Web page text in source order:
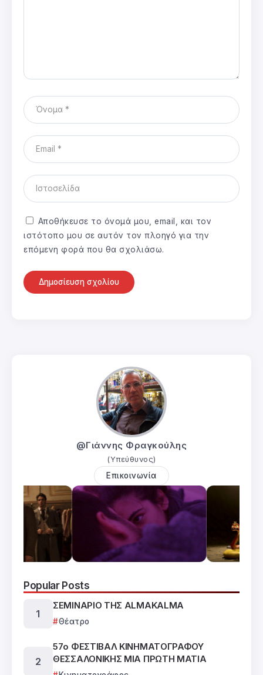
Αποθήκευσε το όνομά μου, email, και τον
ιστότοπο μου σε αυτόν τον πλοηγό για την
επόμενη φορά που θα σχολιάσω.
@Γιάννης Φραγκούλης
(Υπεύθυνος)
Επικοινωνία
Popular Posts
ΣΕΜΙΝΑΡΙΟ ΤΗΣ ALMAKALMA
Θέατρο
57ο ΦΕΣΤΙΒΑΛ ΚΙΝΗΜΑΤΟΓΡΑΦΟΥ
ΘΕΣΣΑΛΟΝΙΚΗΣ ΜΙΑ ΠΡΩΤΗ ΜΑΤΙΑ